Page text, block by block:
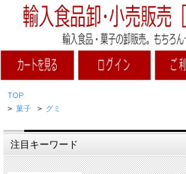
TOP
> 菓子 > グミ
注目キーワード